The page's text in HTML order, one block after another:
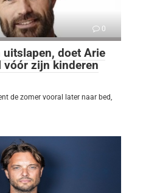
0
doet Arie
vóór zijn kinderen
de zomer vooral later naar bed,